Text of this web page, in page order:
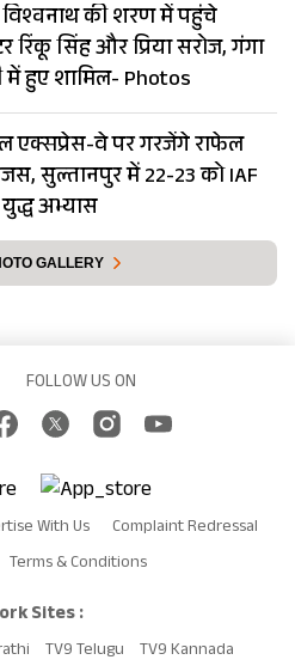
की शरण में पहुंचे
रिंकू सिंह और प्रिया सरोज, गंगा
हुए शामिल- Photos
एक्सप्रेस-वे पर गरजेंगे राफेल
सुल्तानपुर में 22-23 को IAF
अभ्यास
GALLERY
FOLLOW US ON
With Us
Complaint Redressal
Terms & Conditions
Sites :
TV9 Telugu TV9 Kannada